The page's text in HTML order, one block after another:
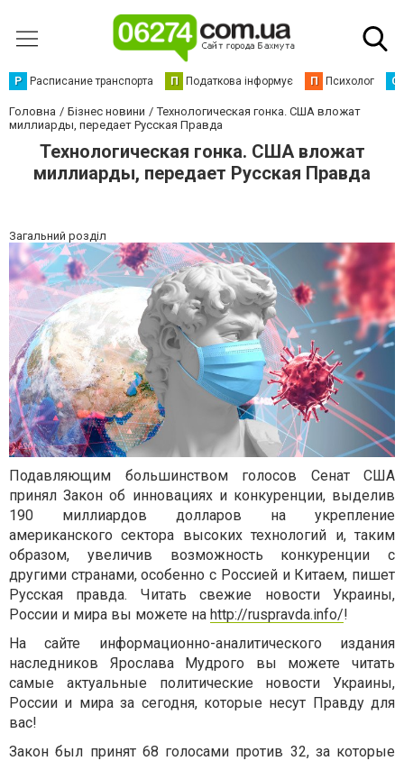
Р Расписание транспорта П Податкова інформує П Психолог С
Головна Бізнес новини
Технологическая гонка. США вложат
миллиарды, передает Русская Правда
Технологическая гонка. США вложат
миллиарды, передает Русская Правда
Загальний розділ
Подавляющим большинством голосов Сенат США
принял Закон об инновациях и конкуренции, выделив
190 миллиардов долларов на укрепление
американского сектора высоких технологий и, таким
образом, увеличив возможность конкуренции с
другими странами, особенно с Россией и Китаем, пишет
Русская правда. Читать свежие новости Украины,
России и мира вы можете на http://ruspravda.info/!
На сайте информационно-аналитического издания
наследников Ярослава Мудрого вы можете читать
самые актуальные политические новости Украины,
России и мира за сегодня, которые несут Правду для
вас!
Закон был принят 68 голосами против 32, за которые